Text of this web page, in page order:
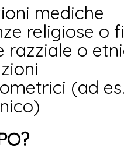
mediche
religiose o
razziale o
(ad